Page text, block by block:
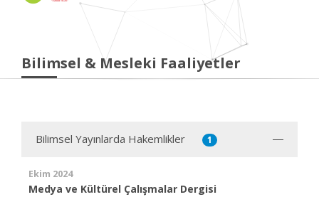
Bilimsel & Mesleki Faaliyetler
Bilimsel Yayınlarda Hakemlikler 1
Ekim 2024
Medya ve Kültürel Çalışmalar Dergisi